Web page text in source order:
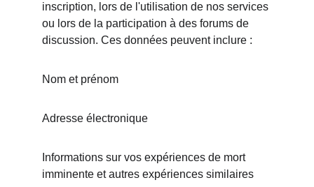
inscription, lors de l'utilisation de nos services
ou lors de la participation à des forums de
discussion. Ces données peuvent inclure :
Nom et prénom
Adresse électronique
Informations sur vos expériences de mort
imminente et autres expériences similaires